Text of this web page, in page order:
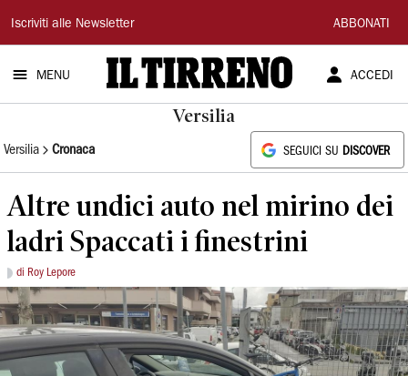
Il
Tirreno
Iscriviti alle Newsletter ABBONATI
MENU ACCEDI
Versilia
Versilia Cronaca SEGUICI SU DISCOVER
Altre undici auto nel mirino dei
ladri Spaccati i finestrini
di Roy Lepore